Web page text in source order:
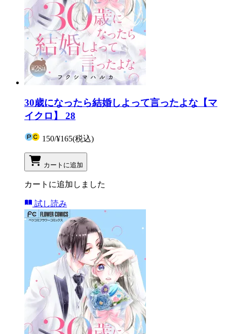
30歳になったら結婚しよって言ったよな【マ
イクロ】 28
150/¥165(税込)
カートに追加
カートに追加しました
試し読み